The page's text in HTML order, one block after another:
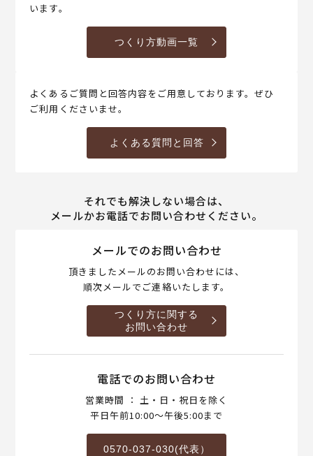
います。
つくり方動画一覧
よくあるご質問と回答内容をご用意しております。ぜひ
ご利用くださいませ。
よくある質問と回答
それでも解決しない場合は、
メールかお電話でお問い合わせください。
メールでのお問い合わせ
頂きましたメールのお問い合わせには、
順次メールでご連絡いたします。
つくり方に関する
お問い合わせ
電話でのお問い合わせ
営業時間 ： 土・日・祝日を除く
平日午前10:00～午後5:00まで
0570-037-030(代表）